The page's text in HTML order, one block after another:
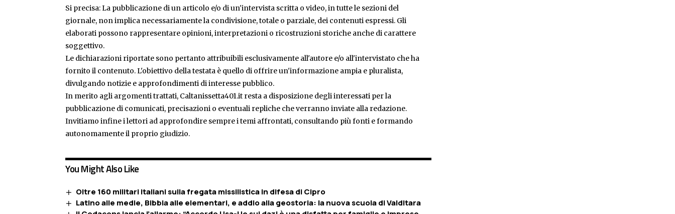
Si precisa: La pubblicazione di un articolo e/o di un'intervista scritta o video, in tutte le sezioni del
giornale, non implica necessariamente la condivisione, totale o parziale, dei contenuti espressi. Gli
elaborati possono rappresentare opinioni, interpretazioni o ricostruzioni storiche anche di carattere
soggettivo.
Le dichiarazioni riportate sono pertanto attribuibili esclusivamente all'autore e/o all'intervistato che ha
fornito il contenuto. L'obiettivo della testata è quello di offrire un'informazione ampia e pluralista,
divulgando notizie e approfondimenti di interesse pubblico.
In merito agli argomenti trattati, Caltanissetta401.it resta a disposizione degli interessati per la
pubblicazione di comunicati, precisazioni o eventuali repliche che verranno inviate alla redazione.
Invitiamo infine i lettori ad approfondire sempre i temi affrontati, consultando più fonti e formando
autonomamente il proprio giudizio.
You Might Also Like
Oltre 160 militari italiani sulla fregata missilistica in difesa di Cipro
Latino alle medie, Bibbia alle elementari, e addio alla geostoria: la nuova scuola di Valditara